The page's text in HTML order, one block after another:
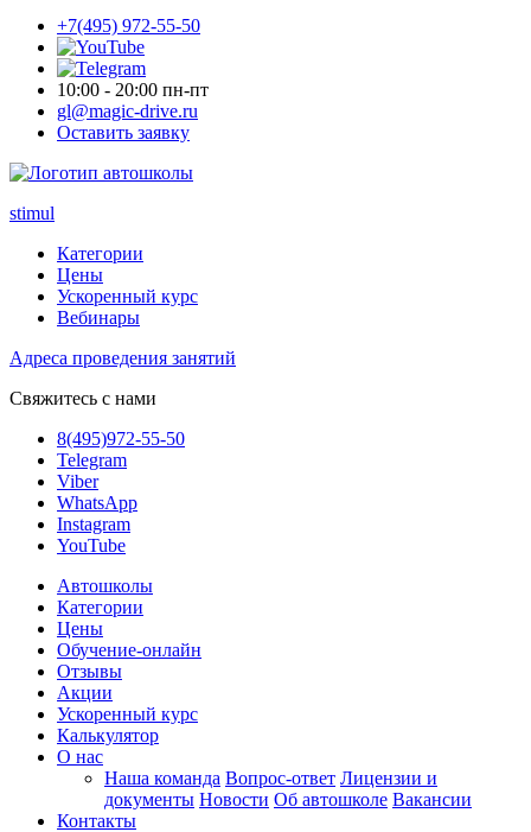
+7(495) 972-55-50
10:00 - 20:00 пн-пт
gl@magic-drive.ru
Оставить заявку
stimul
Категории
Цены
Ускоренный курс
Вебинары
Адреса проведения занятий
Свяжитесь с нами
8(495)972-55-50
Telegram
Viber
WhatsApp
Instagram
YouTube
Автошколы
Категории
Цены
Обучение-онлайн
Отзывы
Акции
Ускоренный курс
Калькулятор
О нас
Наша команда Вопрос-ответ Лицензии и
документы Новости Об автошколе Вакансии
Контакты